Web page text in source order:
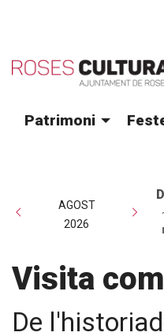
Patrimoni
AGOST
2026
Visita
De